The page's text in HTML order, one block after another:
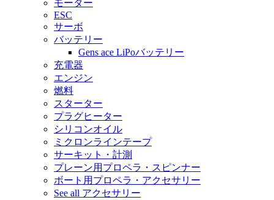
モーター
ESC
サーボ
バッテリー
Gens ace LiPoバッテリー
充電器
エンジン
燃料
スターター
プラグヒーター
シリコンオイル
ミクロンラインテープ
サーキット・計測
プレーン用プロペラ・スピンナー
ボート用プロペラ・アクセサリー
See all アクセサリー